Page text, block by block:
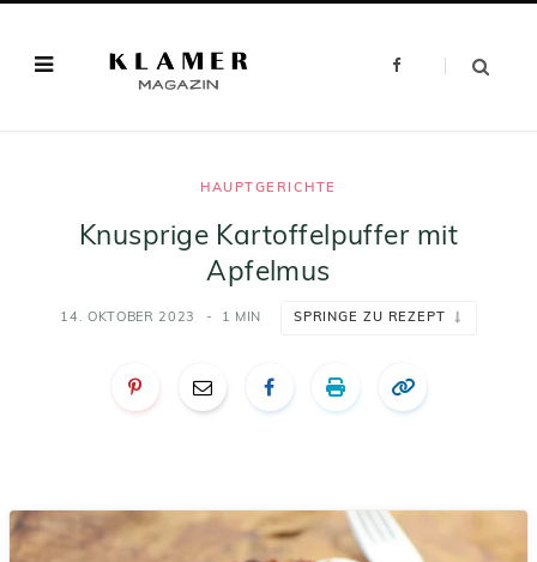
F
HAUPTGERICHTE
Knusprige Kartoffelpuffer mit
Apfelmus
14. OKTOBER 2023 1 MIN SPRINGE ZU REZEPT